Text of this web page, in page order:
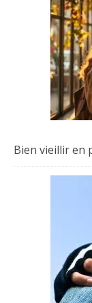
Bien vieillir en